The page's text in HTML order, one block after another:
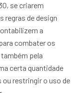
se criarem
regras de design
a
combater os
pela
certa quantidade
restringir o uso de